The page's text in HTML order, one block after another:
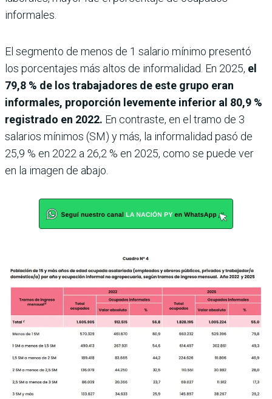
informales.
El segmento de menos de 1 salario mínimo presentó
los porcentajes más altos de informalidad. En 2025, el
79,8 % de los trabajadores de este grupo eran
informales, proporción levemente inferior al 80,9 %
registrado en 2022. En contraste, en el tramo de 3
salarios mínimos (SM) y más, la informalidad pasó de
25,9 % en 2022 a 26,2 % en 2025, como se puede ver
en la imagen de abajo.